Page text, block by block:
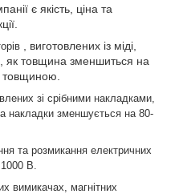
є якість, ціна та
, виготовлених із міді,
як товщина зменшиться на
товщиною.
зі срібними накладками,
накладки зменшується на 80-
та розмикання електричних
В.
вимикачах, магнітних